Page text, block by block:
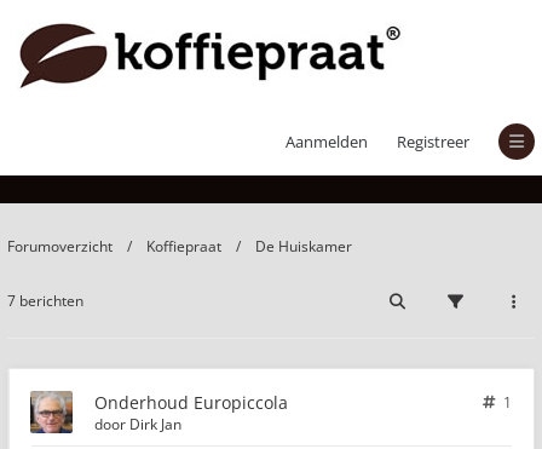
Aanmelden Registreer
Onderhoud Europiccola
Forumoverzicht Koffiepraat De Huiskamer
7 berichten
Onderhoud Europiccola
1
door Dirk Jan